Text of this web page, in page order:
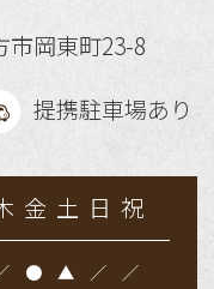
市岡東町23-8
提携駐車場あり
金 土 日 祝
● ▲ ／ ／